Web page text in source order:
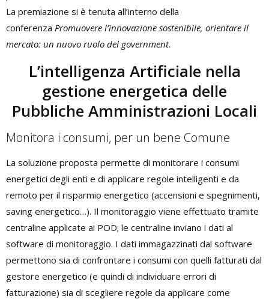
La premiazione si è tenuta all’interno della
conferenza Promuovere l’innovazione sostenibile, orientare il
mercato: un nuovo ruolo del government.
L’intelligenza Artificiale nella
gestione energetica delle
Pubbliche Amministrazioni Locali
Monitora i consumi, per un bene Comune
La soluzione proposta permette di monitorare i consumi
energetici degli enti e di applicare regole intelligenti e da
remoto per il risparmio energetico (accensioni e spegnimenti,
saving energetico…). Il monitoraggio viene effettuato tramite
centraline applicate ai POD; le centraline inviano i dati al
software di monitoraggio. I dati immagazzinati dal software
permettono sia di confrontare i consumi con quelli fatturati dal
gestore energetico (e quindi di individuare errori di
fatturazione) sia di scegliere regole da applicare come